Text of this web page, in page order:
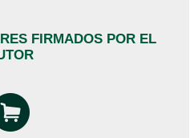
FIRMADOS POR EL